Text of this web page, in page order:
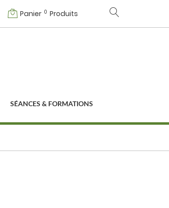
Panier 0 Produits
SÉANCES & FORMATIONS